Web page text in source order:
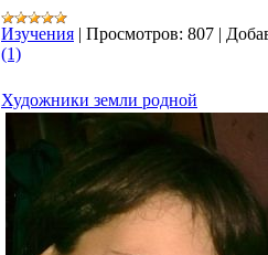
Изучения | Просмотров: 807 |
(1)
Художники земли родной